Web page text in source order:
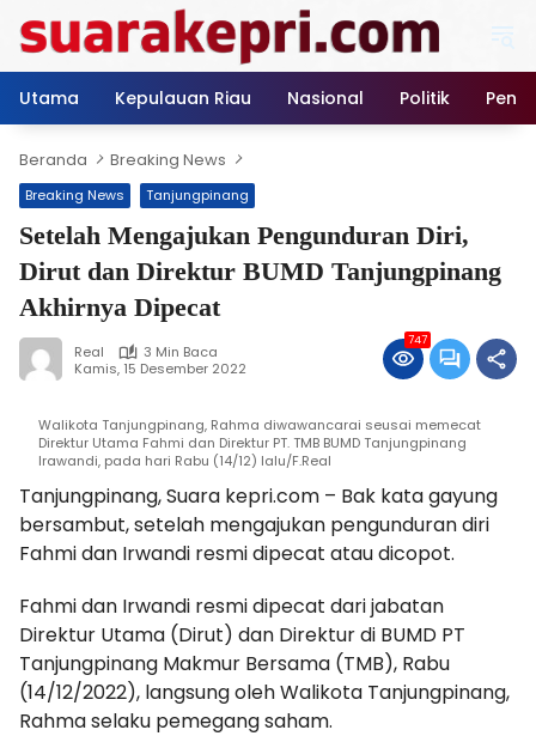
konten
Utama
Kepulauan Riau Nasional Politik
Beranda Breaking News
Breaking News Tanjungpinang
Setelah Mengajukan Pengunduran Diri,
Dirut dan Direktur BUMD Tanjungpinang
Akhirnya Dipecat
Real
3 Min Baca
Kamis, 15 Desember 2022
747
Walikota Tanjungpinang, Rahma diwawancarai seusai memecat
Direktur Utama Fahmi dan Direktur PT. TMB BUMD Tanjungpinang
Irawandi, pada hari Rabu (14/12) lalu/F.Real
Tanjungpinang, Suara kepri.com – Bak kata gayung
bersambut, setelah mengajukan pengunduran diri
Fahmi dan Irwandi resmi dipecat atau dicopot.
Fahmi dan Irwandi resmi dipecat dari jabatan
Direktur Utama (Dirut) dan Direktur di BUMD PT
Tanjungpinang Makmur Bersama (TMB), Rabu
(14/12/2022), langsung oleh Walikota Tanjungpinang,
Rahma selaku pemegang saham.